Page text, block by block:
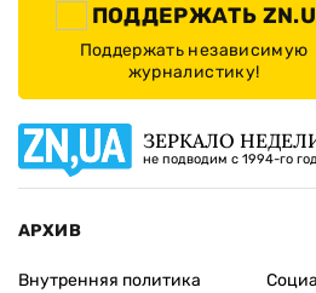
ПОДДЕРЖАТЬ
Поддержать независимую
журналистику!
ЗЕРКАЛО
не подводим с 1994-го
АРХИВ
Внутренняя политика